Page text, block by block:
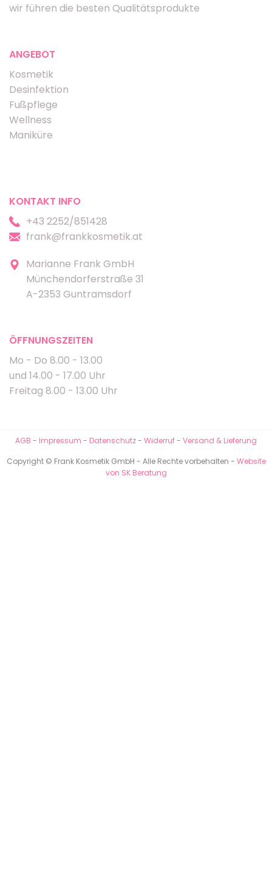
wir führen die besten Qualitätsprodukte
ANGEBOT
Kosmetik
Desinfektion
Fußpflege
Wellness
Maniküre
KONTAKT INFO
+43 2252/851428
frank@frankkosmetik.at
Marianne Frank GmbH
Münchendorferstraße 31
A-2353 Guntramsdorf
ÖFFNUNGSZEITEN
Mo - Do 8.00 - 13.00
und 14.00 - 17.00 Uhr
Freitag 8.00 - 13.00 Uhr
AGB - Impressum - Datenschutz- Widerruf- Versand & Lieferung
Copyright © Frank Kosmetik GmbH - Alle Rechte vorbehalten - Website
von SK Beratung